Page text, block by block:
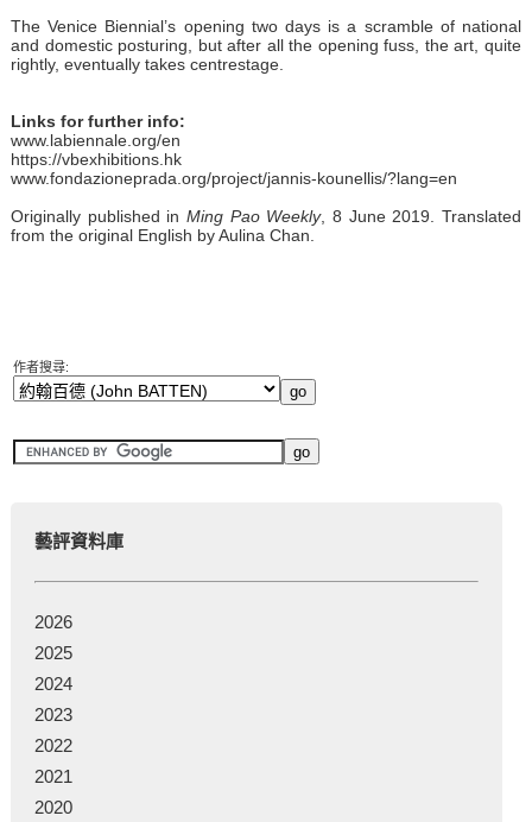
The Venice Biennial’s opening two days is a scramble of national
and domestic posturing, but after all the opening fuss, the art, quite
rightly, eventually takes centrestage.
Links for further info:
www.labiennale.org/en
https://vbexhibitions.hk
www.fondazioneprada.org/project/jannis-kounellis/?lang=en
Originally published in Ming Pao Weekly, 8 June 2019. Translated
from the original English by Aulina Chan.
作者搜尋:
藝評資料庫
2026
2025
2024
2023
2022
2021
2020